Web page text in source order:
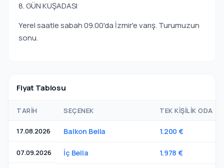
8. GÜN KUŞADASI
Yerel saatle sabah 09.00'da İzmir'e varış. Turumuzun
sonu.
Fiyat Tablosu
TARIH SEÇENEK TEK KIŞILIK ODA
17.08.2026 Balkon Bella 1.200 €
07.09.2026 İç Bella 1.978 €